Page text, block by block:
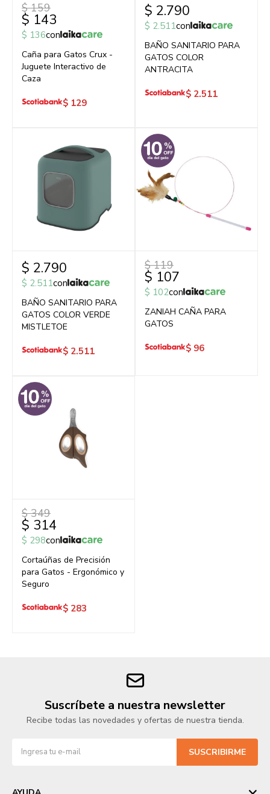
$ 143
$ 159
$ 136con
Caña para Gatos Crux -
Juguete Interactivo de
Caza
$ 129
$ 2.790
$ 2.511con
BAÑO SANITARIO PARA
GATOS COLOR
ANTRACITA
$ 2.511
$ 2.790
$ 2.511con
BAÑO SANITARIO PARA
GATOS COLOR VERDE
MISTLETOE
$ 2.511
$ 107
$ 119
$ 102con
ZANIAH CAÑA PARA
GATOS
$ 96
$ 314
$ 349
$ 298con
Cortaúñas de Precisión
para Gatos - Ergonómico y
Seguro
$ 283
Suscríbete a nuestra newsletter
Recibe todas las novedades y ofertas de nuestra tienda.
SUSCRIBIRME